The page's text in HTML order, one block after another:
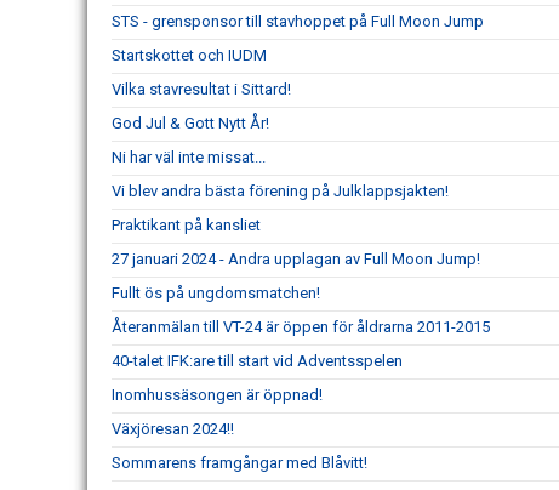
STS - grensponsor till stavhoppet på Full Moon Jump
Startskottet och IUDM
Vilka stavresultat i Sittard!
God Jul & Gott Nytt År!
Ni har väl inte missat...
Vi blev andra bästa förening på Julklappsjakten!
Praktikant på kansliet
27 januari 2024 - Andra upplagan av Full Moon Jump!
Fullt ös på ungdomsmatchen!
Återanmälan till VT-24 är öppen för åldrarna 2011-2015
40-talet IFK:are till start vid Adventsspelen
Inomhussäsongen är öppnad!
Växjöresan 2024!!
Sommarens framgångar med Blåvitt!